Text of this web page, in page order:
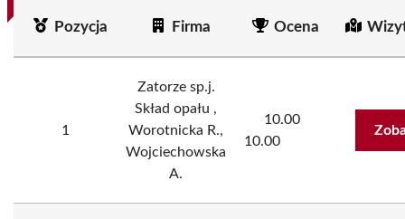
Pozycja Firma Ocena
1
Zatorze sp.j.
Skład opału ,
Worotnicka R.,
Wojciechowska
A.
10.00
10.00